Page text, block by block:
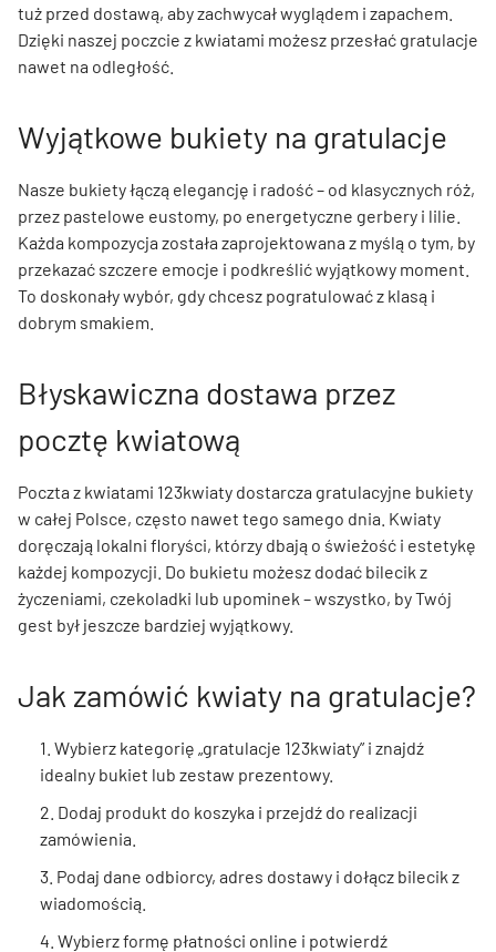
tuż przed dostawą, aby zachwycał wyglądem i zapachem.
Dzięki naszej poczcie z kwiatami możesz przesłać gratulacje
nawet na odległość.
Wyjątkowe bukiety na gratulacje
Nasze bukiety łączą elegancję i radość – od klasycznych róż,
przez pastelowe eustomy, po energetyczne gerbery i lilie.
Każda kompozycja została zaprojektowana z myślą o tym, by
przekazać szczere emocje i podkreślić wyjątkowy moment.
To doskonały wybór, gdy chcesz pogratulować z klasą i
dobrym smakiem.
Błyskawiczna dostawa przez
pocztę kwiatową
Poczta z kwiatami 123kwiaty dostarcza gratulacyjne bukiety
w całej Polsce, często nawet tego samego dnia. Kwiaty
doręczają lokalni floryści, którzy dbają o świeżość i estetykę
każdej kompozycji. Do bukietu możesz dodać bilecik z
życzeniami, czekoladki lub upominek – wszystko, by Twój
gest był jeszcze bardziej wyjątkowy.
Jak zamówić kwiaty na gratulacje?
1. Wybierz kategorię „gratulacje 123kwiaty” i znajdź
idealny bukiet lub zestaw prezentowy.
2. Dodaj produkt do koszyka i przejdź do realizacji
zamówienia.
3. Podaj dane odbiorcy, adres dostawy i dołącz bilecik z
wiadomością.
4. Wybierz formę płatności online i potwierdź